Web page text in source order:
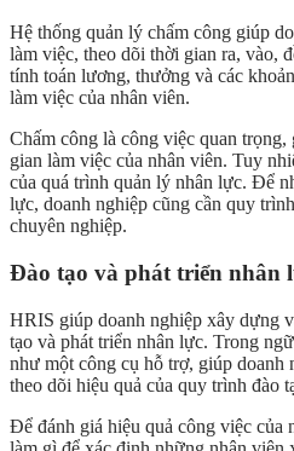
Hệ thống quản lý chấm công giúp
làm việc, theo dõi thời gian ra, vào,
tính toán lương, thưởng và các
làm việc của nhân viên.
Chấm công là công việc quan
gian làm việc của nhân viên. Tuy
của quá trình quản lý nhân lực. Để
lực, doanh nghiệp cũng cần quy
chuyên nghiệp.
Đào tạo và phát triển nhân
HRIS giúp doanh nghiệp xây dựng
tạo và phát triển nhân lực. Trong
như một công cụ hỗ trợ, giúp doanh
theo dõi hiệu quả của quy trình đào
Để đánh giá hiệu quả công việc của